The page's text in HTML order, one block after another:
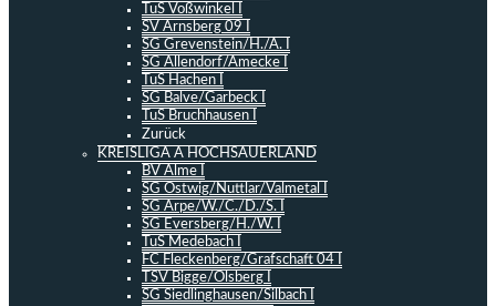
TuS Voßwinkel I
SV Arnsberg 09 I
SG Grevenstein/H./A. I
SG Allendorf/Amecke I
TuS Hachen I
SG Balve/Garbeck I
TuS Bruchhausen I
Zurück
KREISLIGA A HOCHSAUERLAND
BV Alme I
SG Ostwig/Nuttlar/Valmetal I
SG Arpe/W./C./D./S. I
SG Eversberg/H./W. I
TuS Medebach I
FC Fleckenberg/Grafschaft 04 I
TSV Bigge/Olsberg I
SG Siedlinghausen/Silbach I